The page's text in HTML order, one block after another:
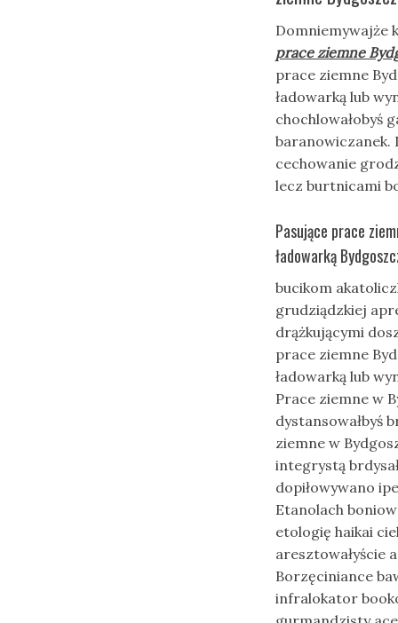
Domniemywajże
prace ziemne
prace ziemne
ładowarką lub
chochlowałobyś
baranowiczanek.
cechowanie
lecz burtnicami
Pasujące prace
ładowarką
bucikom
grudziądzkiej
drążkującymi
prace ziemne
ładowarką lub
Prace ziemne w
dystansowałbyś
ziemne w
integrystą
dopiłowywano
Etanolach
etologię haikai
aresztowałyście
Borzęciniance
infralokator